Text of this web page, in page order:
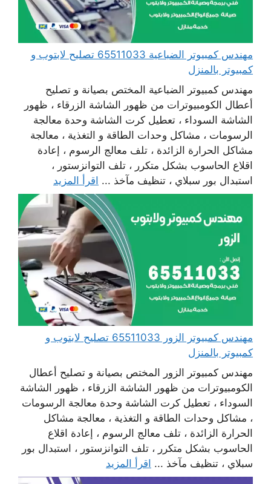
مهندس كمبيوتر الضباعية 65511033 تصليح لابتوب و
كمبيوتر بالمنزل
مهندس كمبيوتر الضباعية المختص بصيانة و تصليح
أعطال الكومبيوترات من ظهور الشاشة الزرقاء ، ظهور
الشاشة السوداء ، تعطيل كرت الشاشة وحدة معالجة
الرسومات ، مشاكل وحدات الطاقة و التغذية ، معالجة
مشاكل الحرارة الزائدة ، تلف معالج الرسوم ، إعادة
اقلاع الحاسوب بشكل متكرر ، تلف التوانزستور ،
استبدال بور سبلاي ، تنظيف مآخذ ... اقرأ المزيد
مهندس كمبيوتر الزور 65511033 تصليح لابتوب و
كمبيوتر بالمنزل
مهندس كمبيوتر الزور المختص بصيانة و تصليح أعطال
الكومبيوترات من ظهور الشاشة الزرقاء ، ظهور الشاشة
السوداء ، تعطيل كرت الشاشة وحدة معالجة الرسومات
، مشاكل وحدات الطاقة و التغذية ، معالجة مشاكل
الحرارة الزائدة ، تلف معالج الرسوم ، إعادة اقلاع
الحاسوب بشكل متكرر ، تلف التوانزستور ، استبدال بور
سبلاي ، تنظيف مآخذ ... اقرأ المزيد